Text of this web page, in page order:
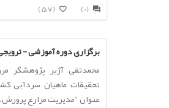
(57) (0)
برگزاری دوره آموزشی -
محمدتقی آژیر پژوهشگر
تحقیقات ماهیان سردآبی
عنوان "مدیریت مزارع